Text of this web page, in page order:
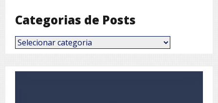
Categorias de Posts
Categorias
de